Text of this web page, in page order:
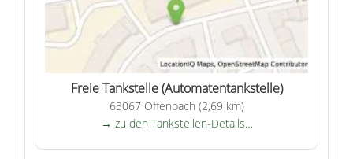
Freie Tankstelle (Automatentankstelle)
63067 Offenbach (2,69 km)
→ zu den Tankstellen-Details…